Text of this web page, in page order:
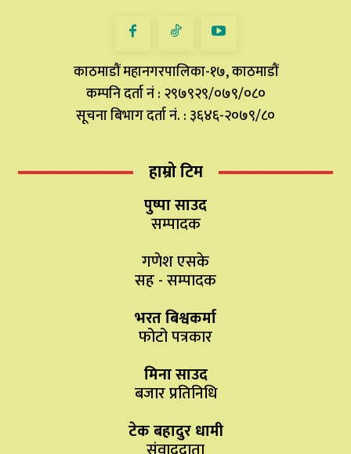
काठमाडौं महानगरपालिका-१७, काठमाडौं
कम्पनि दर्ता नं : २९७९२९/०७९/०८०
सूचना बिभाग दर्ता नं. : ३६४६-२०७९/८०
हाम्रो टिम
पुष्पा साउद
सम्पादक
गणेश एसके
सह - सम्पादक
भरत बिश्वकर्मा
फोटो पत्रकार
मिना साउद
बजार प्रतिनिधि
टेक बहादुर धामी